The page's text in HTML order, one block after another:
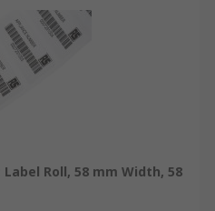
ะต้องมีการเรียกคืน
นการอัตโนมัติ
งานร่วมกับเครื่องพิมพ์
กอัตโนมัติ (Label
วยลดความถี่ในการ
ารผลิต ทำให้
องไม่หยุดชะงัก เพิ่ม
Label Roll, 58 mm Width, 58